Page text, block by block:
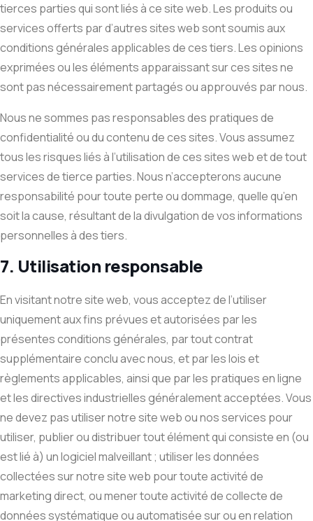
tierces parties qui sont liés à ce site web. Les produits ou
services offerts par d’autres sites web sont soumis aux
conditions générales applicables de ces tiers. Les opinions
exprimées ou les éléments apparaissant sur ces sites ne
sont pas nécessairement partagés ou approuvés par nous.
Nous ne sommes pas responsables des pratiques de
confidentialité ou du contenu de ces sites. Vous assumez
tous les risques liés à l’utilisation de ces sites web et de tout
services de tierce parties. Nous n’accepterons aucune
responsabilité pour toute perte ou dommage, quelle qu’en
soit la cause, résultant de la divulgation de vos informations
personnelles à des tiers.
7. Utilisation responsable
En visitant notre site web, vous acceptez de l’utiliser
uniquement aux fins prévues et autorisées par les
présentes conditions générales, par tout contrat
supplémentaire conclu avec nous, et par les lois et
règlements applicables, ainsi que par les pratiques en ligne
et les directives industrielles généralement acceptées. Vous
ne devez pas utiliser notre site web ou nos services pour
utiliser, publier ou distribuer tout élément qui consiste en (ou
est lié à) un logiciel malveillant ; utiliser les données
collectées sur notre site web pour toute activité de
marketing direct, ou mener toute activité de collecte de
données systématique ou automatisée sur ou en relation